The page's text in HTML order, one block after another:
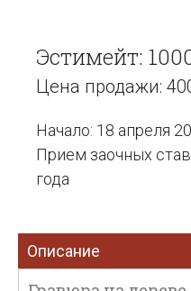
Эстимейт:
Цена продажи:
Начало: 18 апреля
Прием заочных
года
Описание